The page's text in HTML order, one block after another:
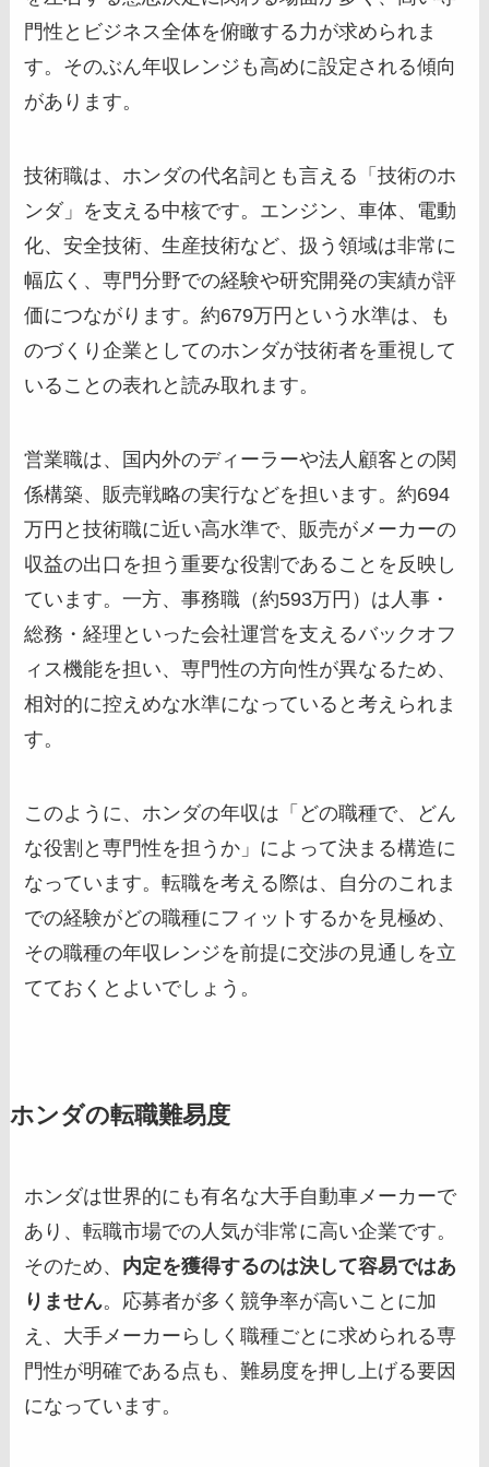
門性とビジネス全体を俯瞰する力が求められま
す。そのぶん年収レンジも高めに設定される傾向
があります。
技術職は、ホンダの代名詞とも言える「技術のホ
ンダ」を支える中核です。エンジン、車体、電動
化、安全技術、生産技術など、扱う領域は非常に
幅広く、専門分野での経験や研究開発の実績が評
価につながります。約679万円という水準は、も
のづくり企業としてのホンダが技術者を重視して
いることの表れと読み取れます。
営業職は、国内外のディーラーや法人顧客との関
係構築、販売戦略の実行などを担います。約694
万円と技術職に近い高水準で、販売がメーカーの
収益の出口を担う重要な役割であることを反映し
ています。一方、事務職（約593万円）は人事・
総務・経理といった会社運営を支えるバックオフ
ィス機能を担い、専門性の方向性が異なるため、
相対的に控えめな水準になっていると考えられま
す。
このように、ホンダの年収は「どの職種で、どん
な役割と専門性を担うか」によって決まる構造に
なっています。転職を考える際は、自分のこれま
での経験がどの職種にフィットするかを見極め、
その職種の年収レンジを前提に交渉の見通しを立
てておくとよいでしょう。
ホンダの転職難易度
ホンダは世界的にも有名な大手自動車メーカーで
あり、転職市場での人気が非常に高い企業です。
そのため、 内定を獲得するのは決して容易ではあ
りません。応募者が多く競争率が高いことに加
え、大手メーカーらしく職種ごとに求められる専
門性が明確である点も、難易度を押し上げる要因
になっています。